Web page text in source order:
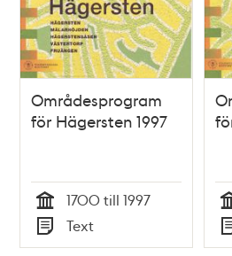
Områdesprogram
för Hägersten 1997
Tid
1700 till 1997
Typ
Text